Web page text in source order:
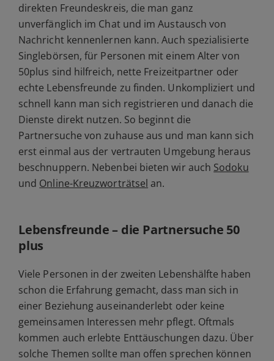
direkten Freundeskreis, die man ganz
unverfänglich im Chat und im Austausch von
Nachricht kennenlernen kann. Auch spezialisierte
Singlebörsen, für Personen mit einem Alter von
50plus sind hilfreich, nette Freizeitpartner oder
echte Lebensfreunde zu finden. Unkompliziert und
schnell kann man sich registrieren und danach die
Dienste direkt nutzen. So beginnt die
Partnersuche von zuhause aus und man kann sich
erst einmal aus der vertrauten Umgebung heraus
beschnuppern. Nebenbei bieten wir auch Sodoku
und Online-Kreuzworträtsel an.
Lebensfreunde – die Partnersuche 50
plus
Viele Personen in der zweiten Lebenshälfte haben
schon die Erfahrung gemacht, dass man sich in
einer Beziehung auseinanderlebt oder keine
gemeinsamen Interessen mehr pflegt. Oftmals
kommen auch erlebte Enttäuschungen dazu. Über
solche Themen sollte man offen sprechen können